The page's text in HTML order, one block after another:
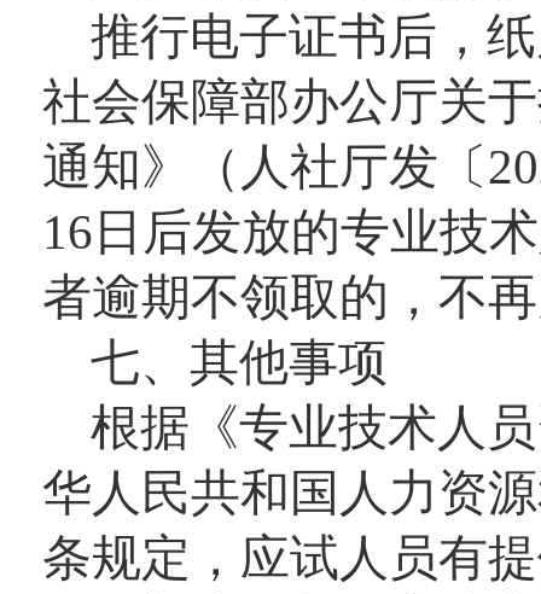
推行电子证书后，
社会保障部办公厅关
通知》（人社厅发〔
16日后发放的专业技
者逾期不领取的，不
七、其他事项
根据《专业技术人
华人民共和国人力资
条规定，应试人员有